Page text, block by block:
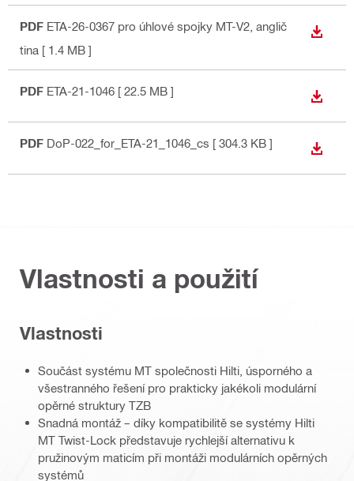
PDF ETA-26-0367 pro úhlové spojky MT-V2 , anglič
tina [ 1.4 MB ]
PDF ETA-21-1046 [ 22.5 MB ]
PDF DoP-022_for_ETA-21_1046_cs [ 304.3 KB ]
Vlastnosti a použití
Vlastnosti
Součást systému MT společnosti Hilti, úsporného a
všestranného řešení pro prakticky jakékoli modulární
opěrné struktury TZB
Snadná montáž – díky kompatibilitě se systémy Hilti
MT Twist-Lock představuje rychlejší alternativu k
pružinovým maticím při montáži modulárních opěrných
systémů